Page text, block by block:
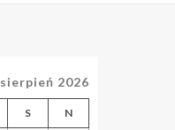
sierpień 2026
S N